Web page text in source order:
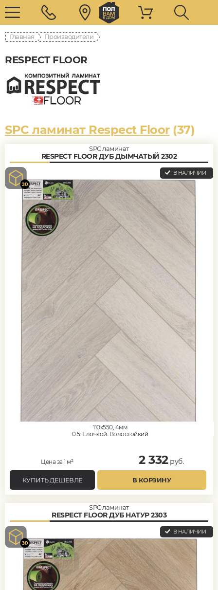
Главная Производители
RESPECT FLOOR
SPC ламинат Respect Floor(37)
SPC ламинат
RESPECT FLOOR ДУБ ДЫМЧАТЫЙ 2302
В НАЛИЧИИ
110x550, 4мм
0,5, Елочкой, Водостойкий
Цена за 1 м² 2 332руб.
КУПИТЬ ДЕШЕВЛЕ В КОРЗИНУ
SPC ламинат
RESPECT FLOOR ДУБ НАТУР 2303
В НАЛИЧИИ